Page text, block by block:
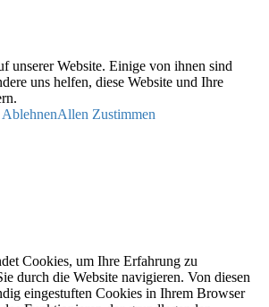
unserer Website. Einige von ihnen sind
uns helfen, diese Website und Ihre
AblehnenAllen Zustimmen
Cookies, um Ihre Erfahrung zu
durch die Website navigieren. Von diesen
eingestuften Cookies in Ihrem Browser